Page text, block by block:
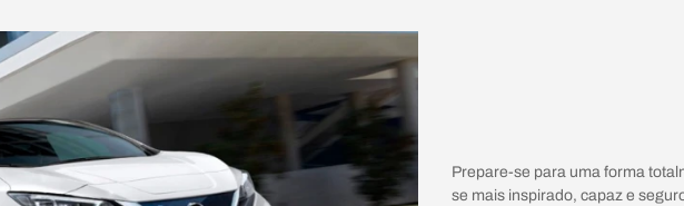
Prepare-se para uma forma
se mais inspirado, capaz e